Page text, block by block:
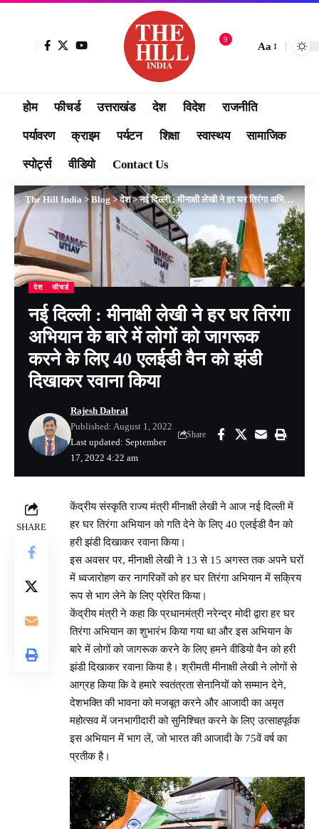
9
Aa
होम फीचर्ड उत्तराखंड देश विदेश राजनीति
पर्यावरण क्राइम पर्यटन शिक्षा स्वास्थय सामाजिक
स्पोर्ट्स वीडियो Contact Us
The Hill India> Blog>देश>नई दिल्ली : मीनाक्षी लेखी ने हर घर तिरंगा अभियान के बारे में लोगों को जागरूक करने के लिए 40 एलईडी वैन को झंडी दिखाकर रवाना किया
देश फीचर्ड
नई दिल्ली : मीनाक्षी लेखी ने हर घर तिरंगा
अभियान के बारे में लोगों को जागरूक
करने के लिए 40 एलईडी वैन को झंडी
दिखाकर रवाना किया
Last updated: September
17, 2022 4:22 am
Rajesh Dabral
Published: August 1, 2022
Share
SHARE
केंद्रीय संस्कृति राज्य मंत्री मीनाक्षी लेखी ने आज नई दिल्ली में
हर घर तिरंगा अभियान को गति देने के लिए 40 एलईडी वैन को
हरी झंडी दिखाकर रवाना किया।
इस अवसर पर, मीनाक्षी लेखी ने 13 से 15 अगस्त तक अपने घरों
में ध्वजारोहण कर नागरिकों को हर घर तिरंगा अभियान में सक्रिय
रूप से भाग लेने के लिए प्रेरित किया।
केंद्रीय मंत्री ने कहा कि प्रधानमंत्री नरेन्द्र मोदी द्वारा हर घर
तिरंगा अभियान का शुभारंभ किया गया था और इस अभियान के
बारे में लोगों को जागरूक करने के लिए हमने वीडियो वैन को हरी
झंडी दिखाकर रवाना किया है। श्रीमती मीनाक्षी लेखी ने लोगों से
आग्रह किया कि वे हमारे स्वतंत्रता सेनानियों को सम्मान देने,
देशभक्ति की भावना को मजबूत करने और आजादी का अमृत
महोत्सव में जनभागीदारी को सुनिश्चित करने के लिए उत्साहपूर्वक
इस अभियान में भाग लें, जो भारत की आजादी के 75वें वर्ष का
प्रतीक है।